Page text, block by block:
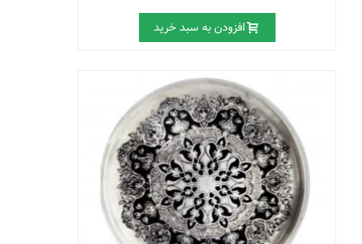
افزودن به سبد خرید